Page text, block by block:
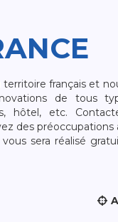
français et
de tous
hôtel, etc.
des préoccupations
sera réalisé